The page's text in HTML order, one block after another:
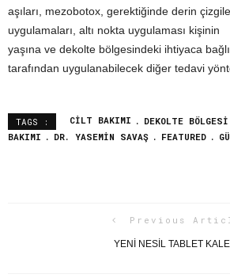
aşıları, mezobotox, gerektiğinde derin
uygulamaları, altı nokta uygulaması kişinin
yaşına ve dekolte bölgesindeki ihtiyaca
tarafından uygulanabilecek diğer tedavi
TAGS : CILT BAKIMI DEKOLTE BÖLGESI
BAKIMI
DR. YASEMIN SAVAŞ FEATURED
Previous
YENI NESIL TABLET